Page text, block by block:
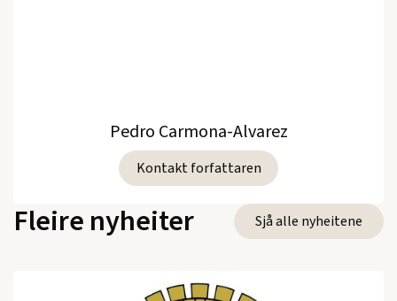
Pedro Carmona-Alvarez
Kontakt forfattaren
Fleire nyheiter Sjå alle nyheitene